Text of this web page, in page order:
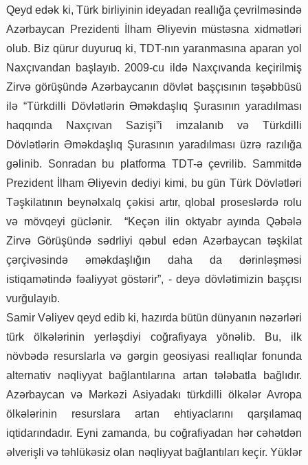
Qeyd edək ki, Türk birliyinin ideyadan reallığa çevrilməsində
Azərbaycan Prezidenti İlham Əliyevin müstəsna xidmətləri
olub. Biz qürur duyuruq ki, TDT-nın yaranmasına aparan yol
Naxçıvandan başlayıb. 2009-cu ildə Naxçıvanda keçirilmiş
Zirvə görüşündə Azərbaycanın dövlət başçısının təşəbbüsü
ilə “Türkdilli Dövlətlərin Əməkdaşlıq Şurasının yaradılması
haqqında Naxçıvan Sazişi”i imzalanıb və Türkdilli
Dövlətlərin Əməkdaşlıq Şurasının yaradılması üzrə razılığa
gəlinib. Sonradan bu platforma TDT-ə çevrilib. Sammitdə
Prezident İlham Əliyevin dediyi kimi, bu gün Türk Dövlətləri
Təşkilatının beynəlxalq çəkisi artır, qlobal proseslərdə rolu
və mövqeyi güclənir. “Keçən ilin oktyabr ayında Qəbələ
Zirvə Görüşündə sədrliyi qəbul edən Azərbaycan təşkilat
çərçivəsində əməkdaşlığın daha da dərinləşməsi
istiqamətində fəaliyyət göstərir”, - deyə dövlətimizin başçısı
vurğulayıb.
Samir Vəliyev qeyd edib ki, hazırda bütün dünyanın nəzərləri
türk ölkələrinin yerləşdiyi coğrafiyaya yönəlib. Bu, ilk
növbədə resurslarla və gərgin geosiyasi reallıqlar fonunda
alternativ nəqliyyat bağlantılarına artan tələbatla bağlıdır.
Azərbaycan və Mərkəzi Asiyadakı türkdilli ölkələr Avropa
ölkələrinin resurslara artan ehtiyaclarını qarşılamaq
iqtidarındadır. Eyni zamanda, bu coğrafiyadan hər cəhətdən
əlverişli və təhlükəsiz olan nəqliyyat bağlantıları keçir. Yüklər